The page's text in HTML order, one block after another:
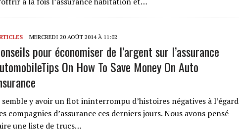
MERCREDI 20 AOÛT 2014 À 11:02
pour économiser de l’argent sur l’assurance
Tips On How To Save Money On Auto
y avoir un flot ininterrompu d’histoires négatives à l’égard
compagnies d’assurance ces derniers jours. Nous avons pensé
une liste de trucs…